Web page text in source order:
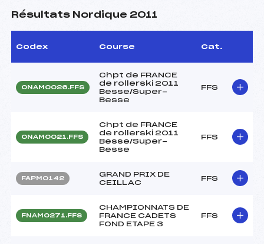
Résultats Nordique 2011
Codex Course Cat.
ONAM0026.FFS
Chpt de FRANCE
de rollerski 2011
Besse/Super-
Besse
FFS
ONAM0021.FFS
Chpt de FRANCE
de rollerski 2011
Besse/Super-
Besse
FFS
FAPM0142
GRAND PRIX DE
CEILLAC
FFS
FNAM0271.FFS
CHAMPIONNATS DE
FRANCE CADETS
FOND ETAPE 3
FFS